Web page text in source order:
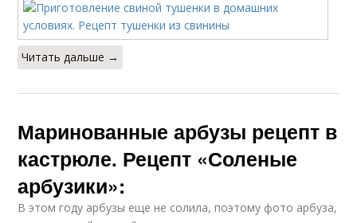
Читать дальше →
Маринованные арбузы рецепт в
кастрюле. Рецепт «Соленые
арбузики»:
В этом году арбузы еще не солила, поэтому фото арбуза,